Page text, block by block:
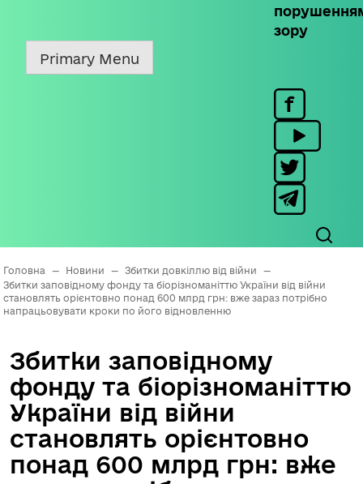
зору
Primary Menu
Головна — Новини — Збитки довкіллю від війни
—
Збитки заповідному фонду та біорізноманіттю України від війни
становлять орієнтовно понад 600 млрд грн: вже зараз потрібно
напрацьовувати кроки по його відновленню
Збитки заповідному
фонду та біорізноманіттю
України від війни
становлять орієнтовно
понад 600 млрд грн: вже